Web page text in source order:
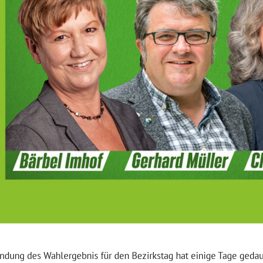
des Wahlergebnis für den Bezirkstag hat einige Tage